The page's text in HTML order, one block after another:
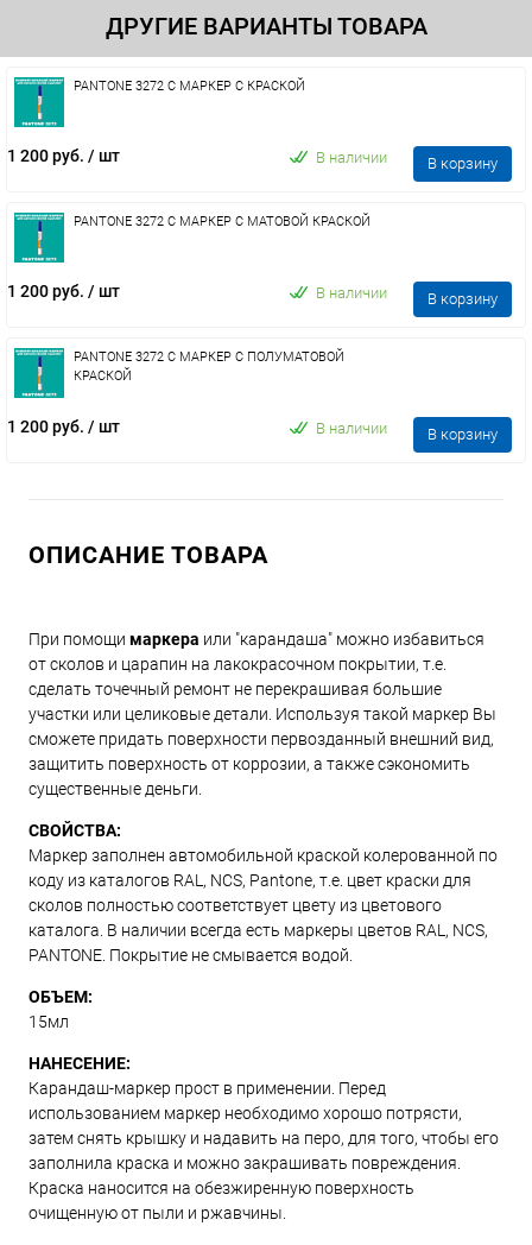
ДРУГИЕ ВАРИАНТЫ ТОВАРА
PANTONE 3272 C МАРКЕР С КРАСКОЙ
1 200 руб. / шт В наличии В корзину
PANTONE 3272 C МАРКЕР С МАТОВОЙ КРАСКОЙ
1 200 руб. / шт В наличии В корзину
PANTONE 3272 C МАРКЕР С ПОЛУМАТОВОЙ
КРАСКОЙ
1 200 руб. / шт В наличии В корзину
ОПИСАНИЕ ТОВАРА
При помощи маркера или "карандаша" можно избавиться
от сколов и царапин на лакокрасочном покрытии, т.е.
сделать точечный ремонт не перекрашивая большие
участки или целиковые детали. Используя такой маркер Вы
сможете придать поверхности первозданный внешний вид,
защитить поверхность от коррозии, а также сэкономить
существенные деньги.
СВОЙСТВА:
Маркер заполнен автомобильной краской колерованной по
коду из каталогов RAL, NCS, Pantone, т.е. цвет краски для
сколов полностью соответствует цвету из цветового
каталога. В наличии всегда есть маркеры цветов RAL, NCS,
PANTONE. Покрытие не смывается водой.
ОБЪЕМ:
15мл
НАНЕСЕНИЕ:
Карандаш-маркер прост в применении. Перед
использованием маркер необходимо хорошо потрясти,
затем снять крышку и надавить на перо, для того, чтобы его
заполнила краска и можно закрашивать повреждения.
Краска наносится на обезжиренную поверхность
очищенную от пыли и ржавчины.